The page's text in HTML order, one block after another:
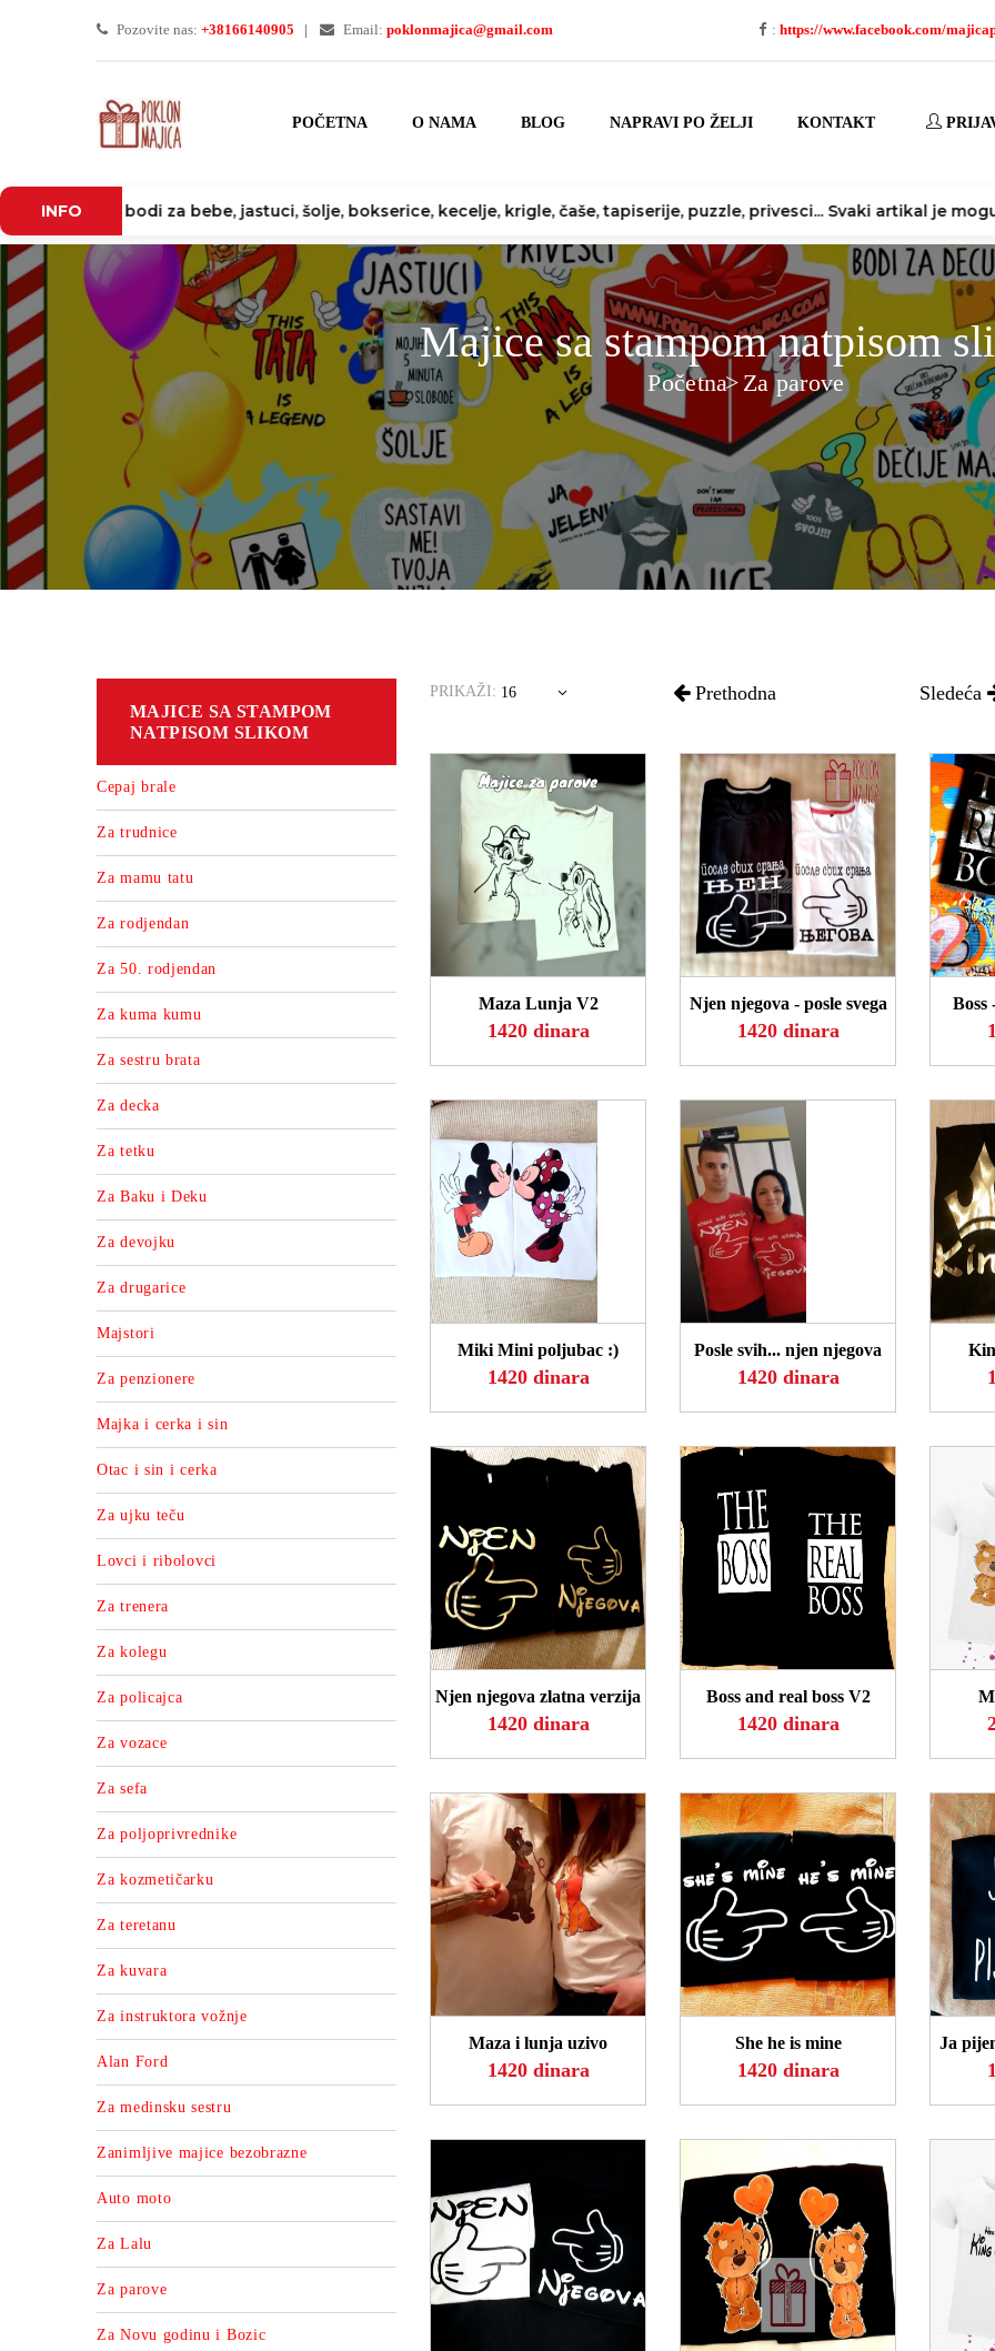
Pozovite nas: +38166140905 Email: poklonmajica@gmail.com : https://www.facebook.com/
POČETNA O NAMA BLOG NAPRAVI PO ŽELJI KONTAKT
INFO
za bebe, jastuci, šolje, bokserice, kecelje, krigle, čaše, tapiserije, puzzle, privesci... Svaki artikal je moguće
Majice sa stampom natpisom
Početna Za parove
PRIKAŽI: 16 Prethodna Sledeća
POGLEDAJ
Maza Lunja V2
1420 dinara
POGLEDAJ
Njen njegova - posle svega
1420 dinara
Boss
POGLEDAJ
Miki Mini poljubac :)
1420 dinara
POGLEDAJ
Posle svih... njen njegova
1420 dinara
POGLEDAJ
Njen njegova zlatna verzija
1420 dinara
Boss and real boss V2
1420 dinara
POGLEDAJ
Maza i lunja uzivo
1420 dinara
POGLEDAJ
She he is mine
1420 dinara
Ja
POGLEDAJ
MAJICE SA STAMPOM
NATPISOM SLIKOM
Cepaj brale
Za trudnice
Za mamu tatu
Za rodjendan
Za 50. rodjendan
Za kuma kumu
Za sestru brata
Za decka
Za tetku
Za Baku i Deku
Za devojku
Za drugarice
Majstori
Za penzionere
Majka i cerka i sin
Otac i sin i cerka
Za ujku teču
Lovci i ribolovci
Za trenera
Za kolegu
Za policajca
Za vozace
Za sefa
Za poljoprivrednike
Za kozmetičarku
Za teretanu
Za kuvara
Za instruktora vožnje
Alan Ford
Za medinsku sestru
Zanimljive majice bezobrazne
Auto moto
Za Lalu
Za parove
Za Novu godinu i Bozic